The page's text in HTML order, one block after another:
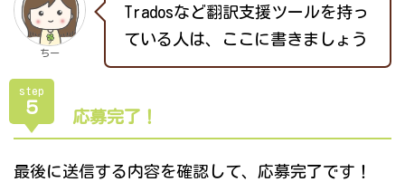
ちー
Tradosなど翻訳支援ツールを持っ
ている人は、ここに書きましょう
step
５
応募完了！
最後に送信する内容を確認して、応募完了です！